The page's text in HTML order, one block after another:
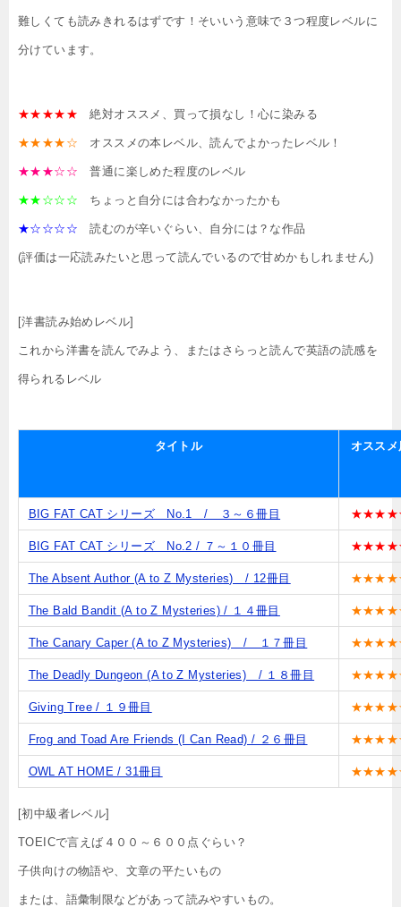
難しくても読みきれるはずです！そいいう意味で３つ程度レベルに
分けています。
★★★★★ 絶対オススメ、買って損なし！心に染みる
★★★★☆ オススメの本レベル、読んでよかったレベル！
★★★☆☆ 普通に楽しめた程度のレベル
★★☆☆☆ ちょっと自分には合わなかったかも
★☆☆☆☆ 読むのが辛いぐらい、自分には？な作品
(評価は一応読みたいと思って読んでいるので甘めかもしれません)
[洋書読み始めレベル]
これから洋書を読んでみよう、またはさらっと読んで英語の読感を
得られるレベル
タイトル オススメ
BIG FAT CAT シリーズ No.1 / ３～６冊目
BIG FAT CAT シリーズ No.2 / ７～１０冊目
The Absent Author (A to Z Mysteries) / 12冊目
The Bald Bandit (A to Z Mysteries) / １４冊目
The Canary Caper (A to Z Mysteries) / １７冊目
The Deadly Dungeon (A to Z Mysteries) / １８冊目
Giving Tree / １９冊目
Frog and Toad Are Friends (I Can Read) / ２６冊目
OWL AT HOME / 31冊目
[初中級者レベル]
TOEICで言えば４００～６００点ぐらい？
子供向けの物語や、文章の平たいもの
または、語彙制限などがあって読みやすいもの。